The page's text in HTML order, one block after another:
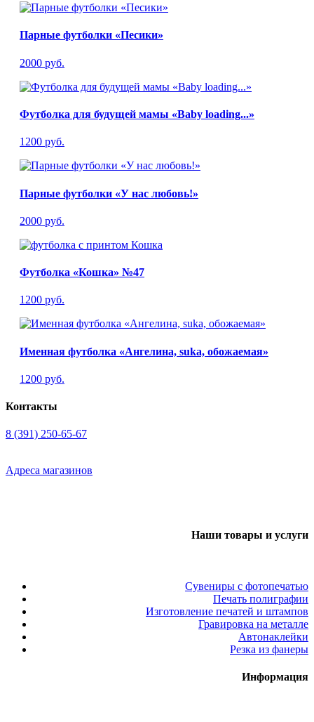
Парные футболки «Песики»
2000 руб.
Футболка для будущей мамы «Baby loading...»
1200 руб.
Парные футболки «У нас любовь!»
2000 руб.
Футболка «Кошка» №47
1200 руб.
Именная футболка «Ангелина, suka, обожаемая»
1200 руб.
Контакты
8 (391) 250-65-67
Адреса магазинов
Наши товары и услуги
Сувениры с фотопечатью
Печать полиграфии
Изготовление печатей и штампов
Гравировка на металле
Автонаклейки
Резка из фанеры
Информация